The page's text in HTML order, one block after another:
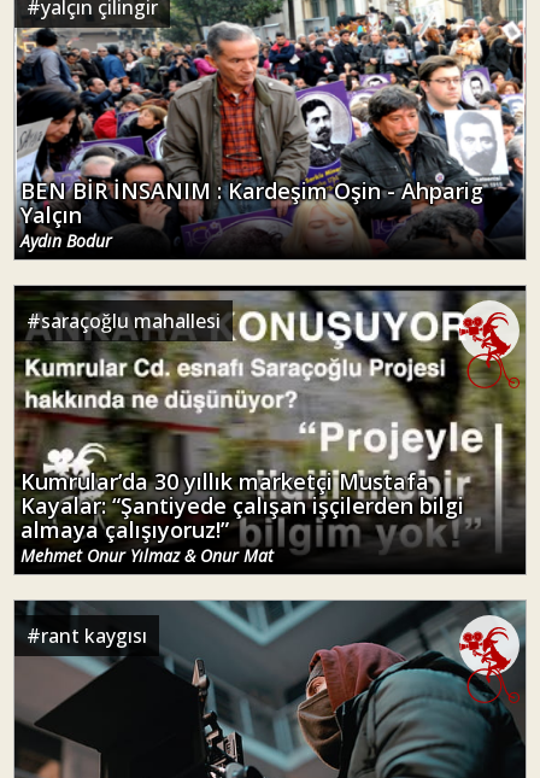
BEN BİR İNSANIM : Kardeşim Oşin - Ahparig
Yalçın
Aydın Bodur
#saraçoğlu mahallesi
Kumrular’da 30 yıllık marketçi Mustafa
Kayalar: “Şantiyede çalışan işçilerden bilgi
almaya çalışıyoruz!”
Mehmet Onur Yılmaz & Onur Mat
#rant kaygısı
Set Emekçilerinin Koronavirüs Gündemi
Ceren İskit